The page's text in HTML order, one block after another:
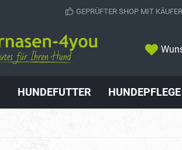
GEPRÜFTER SHOP MIT
HUNDEFUTTER HUNDEPFLEGE